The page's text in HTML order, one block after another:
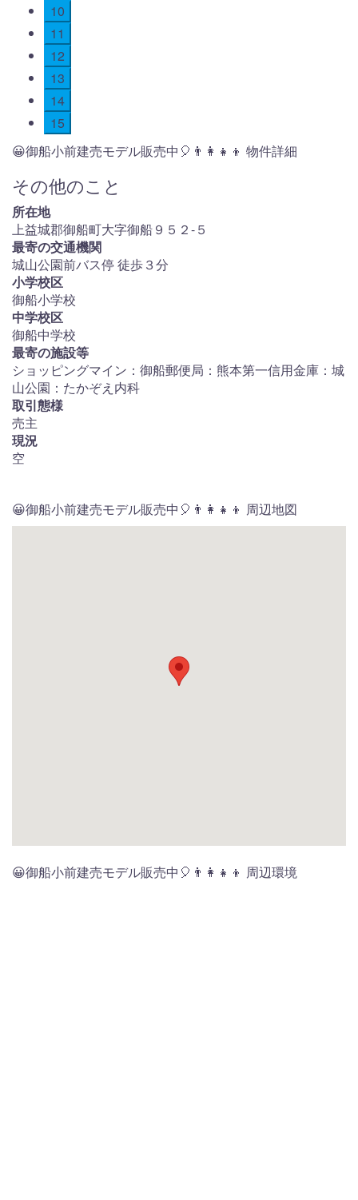
10
11
12
13
14
15
😀御船小前建売モデル販売中🎈👨‍👩‍👧‍👦 物件詳細
その他のこと
所在地
上益城郡御船町大字御船９５２-５
最寄の交通機関
城山公園前バス停 徒歩３分
小学校区
御船小学校
中学校区
御船中学校
最寄の施設等
ショッピングマイン：御船郵便局：熊本第一信用金庫：城
山公園：たかぞえ内科
取引態様
売主
現況
空
😀御船小前建売モデル販売中🎈👨‍👩‍👧‍👦 周辺地図
😀御船小前建売モデル販売中🎈👨‍👩‍👧‍👦 周辺環境